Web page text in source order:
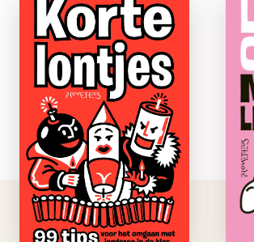
Korte lontjes
e-boek
Een kort lontje kan
geen kritiek
verdragen. Waarom
zegt u dat? U moet u
altijd mij hebben. Ze
reageren vaak
explosief als u ze
aanraakt: Raak me
niet aan, wat …